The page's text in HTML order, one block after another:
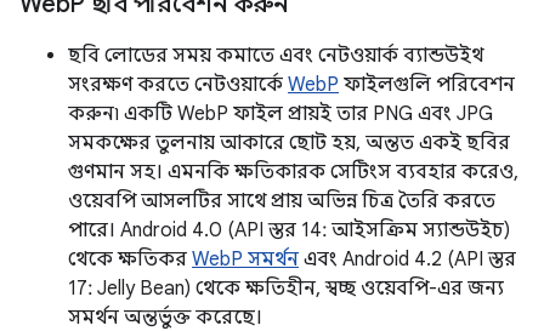
ছবি লোডের সময় কমাতে এবং নেটওয়ার্ক ব্যান্ডউইথ
সংরক্ষণ করতে নেটওয়ার্কে WebP ফাইলগুলি পরিবেশন
করুন৷ একটি WebP ফাইল প্রায়ই তার PNG এবং JPG
সমকক্ষের তুলনায় আকারে ছোট হয়, অন্তত একই ছবির
গুণমান সহ। এমনকি ক্ষতিকারক সেটিংস ব্যবহার করেও,
ওয়েবপি আসলটির সাথে প্রায় অভিন্ন চিত্র তৈরি করতে
পারে। Android 4.0 (API স্তর 14: আইসক্রিম স্যান্ডউইচ)
থেকে ক্ষতিকর WebP সমর্থন এবং Android 4.2 (API স্তর
17: Jelly Bean) থেকে ক্ষতিহীন, স্বচ্ছ ওয়েবপি-এর জন্য
সমর্থন অন্তর্ভুক্ত করেছে।